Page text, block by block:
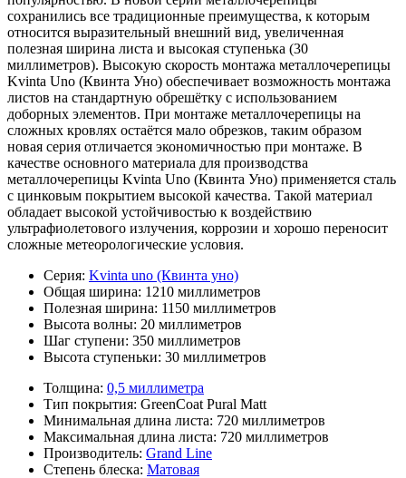
сохранились все традиционные преимущества, к которым
относится выразительный внешний вид, увеличенная
полезная ширина листа и высокая ступенька (30
миллиметров). Высокую скорость монтажа металлочерепицы
Kvinta Uno (Квинта Уно) обеспечивает возможность монтажа
листов на стандартную обрешётку с использованием
доборных элементов. При монтаже металлочерепицы на
сложных кровлях остаётся мало обрезков, таким образом
новая серия отличается экономичностью при монтаже. В
качестве основного материала для производства
металлочерепицы Kvinta Uno (Квинта Уно) применяется сталь
с цинковым покрытием высокой качества. Такой материал
обладает высокой устойчивостью к воздействию
ультрафиолетового излучения, коррозии и хорошо переносит
сложные метеорологические условия.
Серия: Kvinta uno (Квинта уно)
Общая ширина: 1210 миллиметров
Полезная ширина: 1150 миллиметров
Высота волны: 20 миллиметров
Шаг ступени: 350 миллиметров
Высота ступеньки: 30 миллиметров
Толщина: 0,5 миллиметра
Тип покрытия: GreenCoat Pural Matt
Минимальная длина листа: 720 миллиметров
Максимальная длина листа: 720 миллиметров
Производитель: Grand Line
Степень блеска: Матовая